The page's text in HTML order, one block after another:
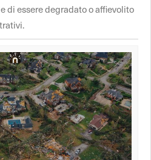
di essere degradato o affievolito